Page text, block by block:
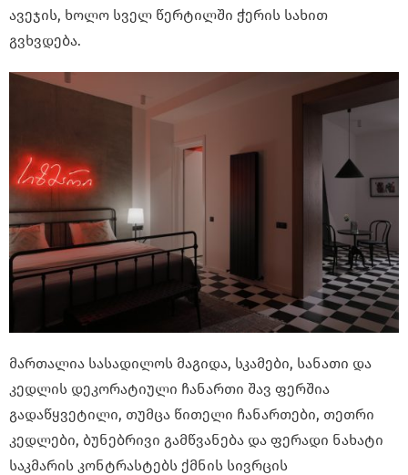
ავეჯის, ხოლო სველ წერტილში ჭერის სახით
გვხვდება.
მართალია სასადილოს მაგიდა, სკამები, სანათი და
კედლის დეკორატიული ჩანართი შავ ფერშია
გადაწყვეტილი, თუმცა წითელი ჩანართები, თეთრი
კედლები, ბუნებრივი გამწვანება და ფერადი ნახატი
საკმარის კონტრასტებს ქმნის სივრცის